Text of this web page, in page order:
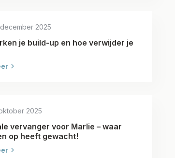
december 2025
je build-up en hoe verwijder je
oktober 2025
vervanger voor Marlie – waar
op heeft gewacht!